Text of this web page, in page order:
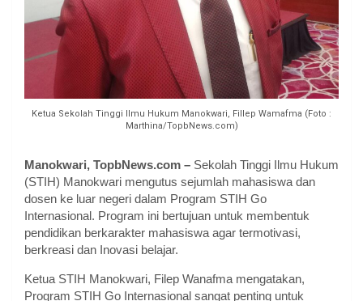
Ketua Sekolah Tinggi Ilmu Hukum Manokwari, Fillep Wamafma (Foto :
Marthina/TopbNews.com)
Manokwari, TopbNews.com – Sekolah Tinggi Ilmu Hukum
(STIH) Manokwari mengutus sejumlah mahasiswa dan
dosen ke luar negeri dalam Program STIH Go
Internasional. Program ini bertujuan untuk membentuk
pendidikan berkarakter mahasiswa agar termotivasi,
berkreasi dan Inovasi belajar.
Ketua STIH Manokwari, Filep Wanafma mengatakan,
Program STIH Go Internasional sangat penting untuk